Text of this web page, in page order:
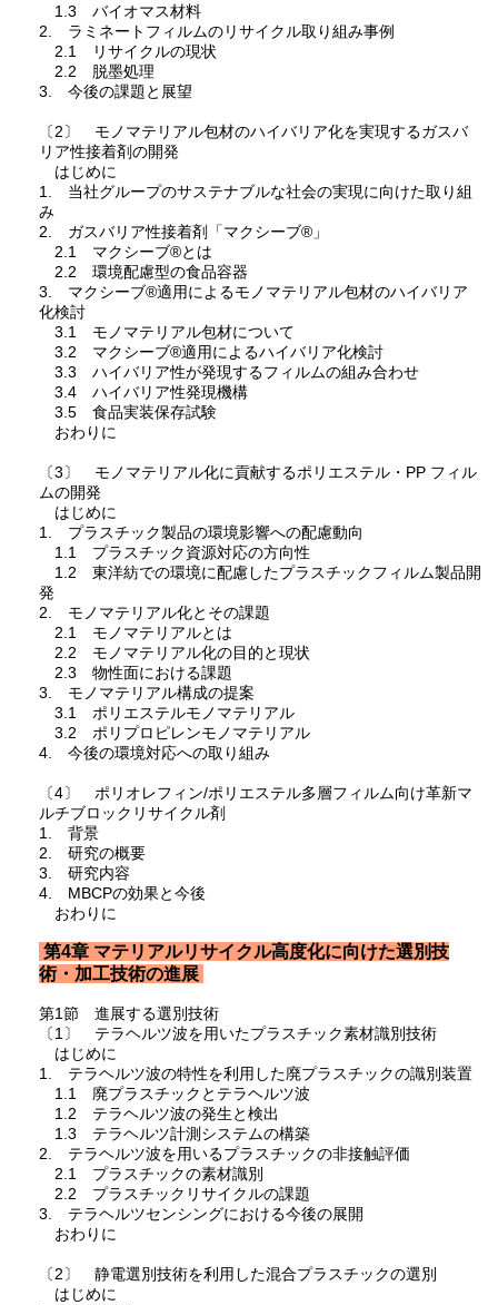
1.3 バイオマス材料
2. ラミネートフィルムのリサイクル取り組み事例
2.1 リサイクルの現状
2.2 脱墨処理
3. 今後の課題と展望
〔2〕 モノマテリアル包材のハイバリア化を実現するガスバ
リア性接着剤の開発
はじめに
1. 当社グループのサステナブルな社会の実現に向けた取り組
み
2. ガスバリア性接着剤「マクシーブ®」
2.1 マクシーブ®とは
2.2 環境配慮型の食品容器
3. マクシーブ®適用によるモノマテリアル包材のハイバリア
化検討
3.1 モノマテリアル包材について
3.2 マクシーブ®適用によるハイバリア化検討
3.3 ハイバリア性が発現するフィルムの組み合わせ
3.4 ハイバリア性発現機構
3.5 食品実装保存試験
おわりに
〔3〕 モノマテリアル化に貢献するポリエステル・PP フィル
ムの開発
はじめに
1. プラスチック製品の環境影響への配慮動向
1.1 プラスチック資源対応の方向性
1.2 東洋紡での環境に配慮したプラスチックフィルム製品開
発
2. モノマテリアル化とその課題
2.1 モノマテリアルとは
2.2 モノマテリアル化の目的と現状
2.3 物性面における課題
3. モノマテリアル構成の提案
3.1 ポリエステルモノマテリアル
3.2 ポリプロピレンモノマテリアル
4. 今後の環境対応への取り組み
〔4〕 ポリオレフィン/ポリエステル多層フィルム向け革新マ
ルチブロックリサイクル剤
1. 背景
2. 研究の概要
3. 研究内容
4. MBCPの効果と今後
おわりに
第4章 マテリアルリサイクル高度化に向けた選別技
術・加工技術の進展
第1節 進展する選別技術
〔1〕 テラヘルツ波を用いたプラスチック素材識別技術
はじめに
1. テラヘルツ波の特性を利用した廃プラスチックの識別装置
1.1 廃プラスチックとテラヘルツ波
1.2 テラヘルツ波の発生と検出
1.3 テラヘルツ計測システムの構築
2. テラヘルツ波を用いるプラスチックの非接触評価
2.1 プラスチックの素材識別
2.2 プラスチックリサイクルの課題
3. テラヘルツセンシングにおける今後の展開
おわりに
〔2〕 静電選別技術を利用した混合プラスチックの選別
はじめに